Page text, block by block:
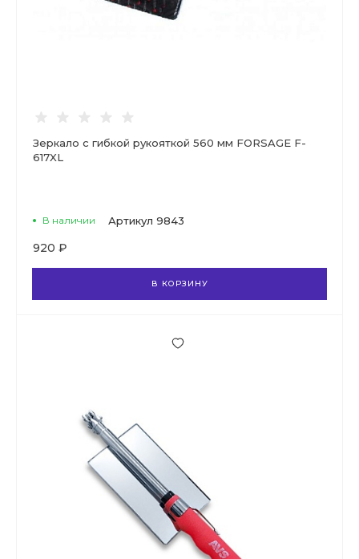
Зеркало с гибкой рукояткой 560 мм FORSAGE F-
617XL
В наличии Артикул 9843
920 ₽
В КОРЗИНУ